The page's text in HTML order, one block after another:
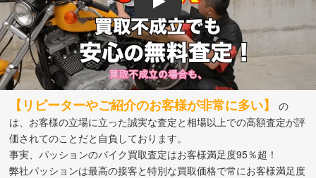
Play
【リピーターやご紹介のお客様が非常に多い】
の
は、お客様の立場に立った誠実な査定と相場以上での高額査定が評
価されてのことだと自負しております。
事実、パッションのバイク買取査定はお客様満足度95％超！
弊社パッションは最高の接客と特別な買取価格で常にお客様満足度